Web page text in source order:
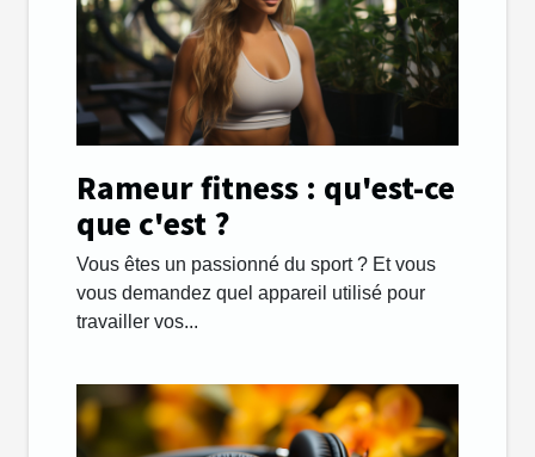
Rameur fitness : qu'est-ce
que c'est ?
Vous êtes un passionné du sport ? Et vous
vous demandez quel appareil utilisé pour
travailler vos...